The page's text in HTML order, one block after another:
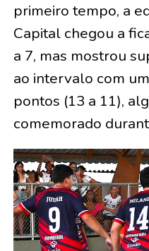
primeiro tempo, a
Capital chegou a
a 7, mas mostrou
ao intervalo com
pontos (13 a 11),
comemorado